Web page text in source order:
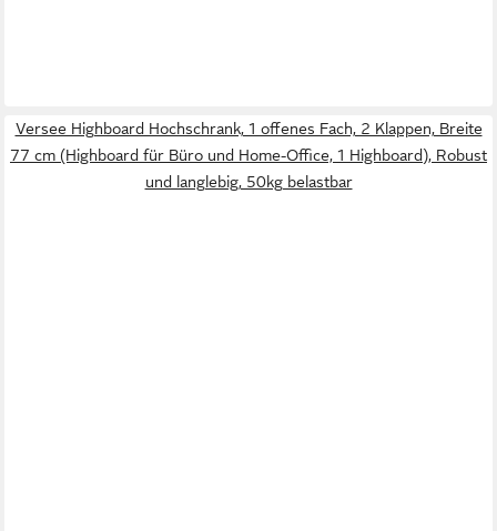
Versee Highboard Hochschrank, 1 offenes Fach, 2 Klappen, Breite
77 cm (Highboard für Büro und Home-Office, 1 Highboard), Robust
und langlebig, 50kg belastbar